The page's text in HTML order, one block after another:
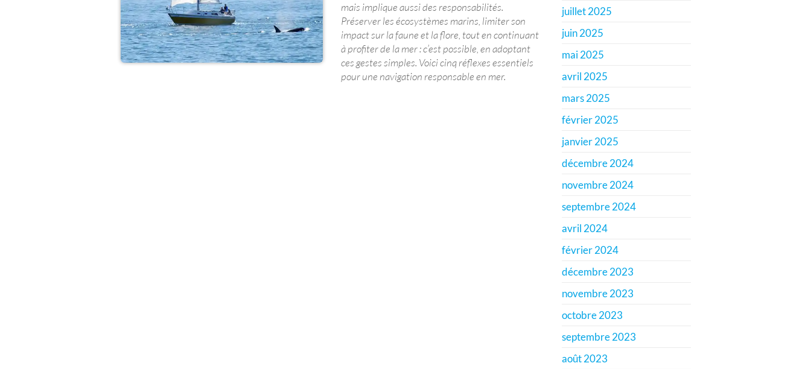
mais implique aussi des responsabilités.
Préserver les écosystèmes marins, limiter son
impact sur la faune et la flore, tout en continuant
à profiter de la mer : c’est possible, en adoptant
ces gestes simples. Voici cinq réflexes essentiels
pour une navigation responsable en mer.
juillet 2025
juin 2025
mai 2025
avril 2025
mars 2025
février 2025
janvier 2025
décembre 2024
novembre 2024
septembre 2024
avril 2024
février 2024
décembre 2023
novembre 2023
octobre 2023
septembre 2023
août 2023